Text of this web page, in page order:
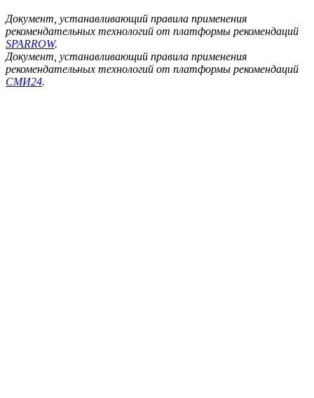
Документ, устанавливающий правила применения
рекомендательных технологий от платформы рекомендаций
SPARROW.
Документ, устанавливающий правила применения
рекомендательных технологий от платформы рекомендаций
СМИ24.